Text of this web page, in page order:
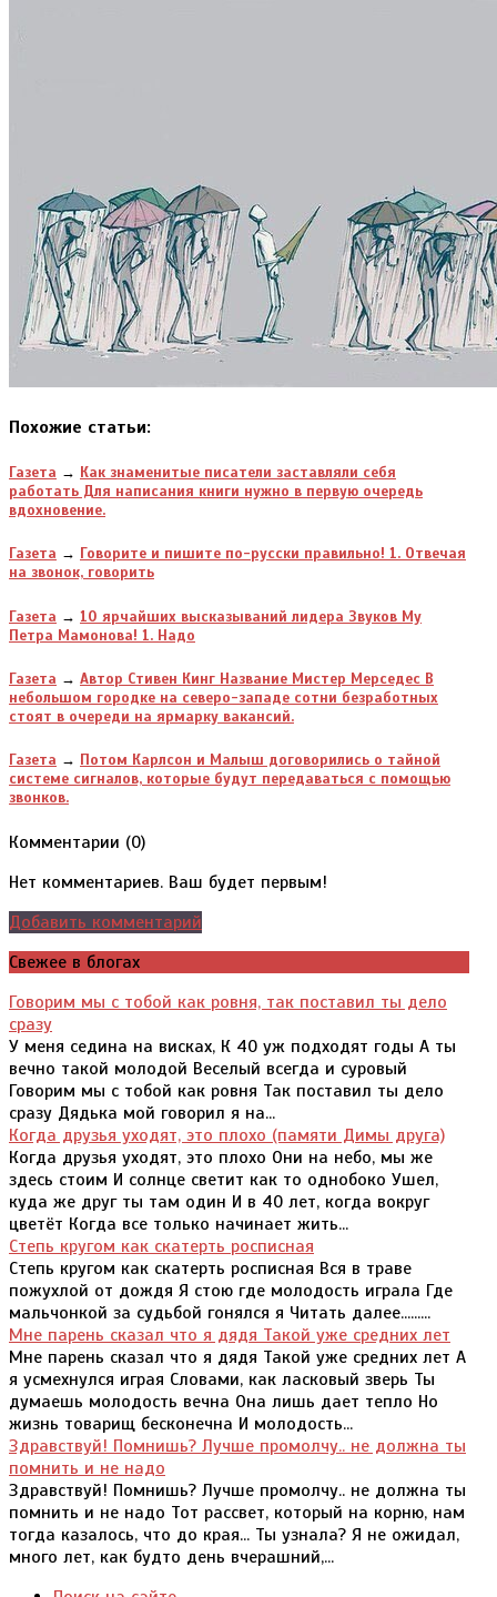
Похожие статьи:
Газета → Как знаменитые писатели заставляли себя
работать Для написания книги нужно в первую очередь
вдохновение.
Газета → Говорите и пишите по-русски правильно! 1. Отвечая
на звонок, говорить
Газета → 10 ярчайших высказываний лидера Звуков Му
Петра Мамонова! 1. Надо
Газета → Автор Стивен Кинг Название Мистер Мерседес В
небольшом городке на северо-западе сотни безработных
стоят в очереди на ярмарку вакансий.
Газета → Потом Карлсон и Малыш договорились о тайной
системе сигналов, которые будут передаваться с помощью
звонков.
Комментарии (0)
Нет комментариев. Ваш будет первым!
Добавить комментарий
Свежее в блогах
Говорим мы с тобой как ровня, так поставил ты дело
сразу
У меня седина на висках, К 40 уж подходят годы А ты
вечно такой молодой Веселый всегда и суровый
Говорим мы с тобой как ровня Так поставил ты дело
сразу Дядька мой говорил я на...
Когда друзья уходят, это плохо (памяти Димы друга)
Когда друзья уходят, это плохо Они на небо, мы же
здесь стоим И солнце светит как то однобоко Ушел,
куда же друг ты там один И в 40 лет, когда вокруг
цветёт Когда все только начинает жить...
Степь кругом как скатерть росписная
Степь кругом как скатерть росписная Вся в траве
пожухлой от дождя Я стою где молодость играла Где
мальчонкой за судьбой гонялся я Читать далее.........
Мне парень сказал что я дядя Такой уже средних лет
Мне парень сказал что я дядя Такой уже средних лет А
я усмехнулся играя Словами, как ласковый зверь Ты
думаешь молодость вечна Она лишь дает тепло Но
жизнь товарищ бесконечна И молодость...
Здравствуй! Помнишь? Лучше промолчу.. не должна ты
помнить и не надо
Здравствуй! Помнишь? Лучше промолчу.. не должна ты
помнить и не надо Тот рассвет, который на корню, нам
тогда казалось, что до края... Ты узнала? Я не ожидал,
много лет, как будто день вчерашний,...